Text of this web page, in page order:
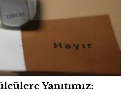
Yanıtımız: